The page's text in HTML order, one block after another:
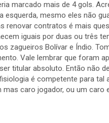
marcado mais de 4 gols.
esquerda, mesmo eles não
renovar contratos é mais
iguais por duas ou três
zagueiros Bolívar e Índio.
Vale lembrar que foram
titular absoluto. Então não
é competente para tal
mas caro jogador, ou um caro